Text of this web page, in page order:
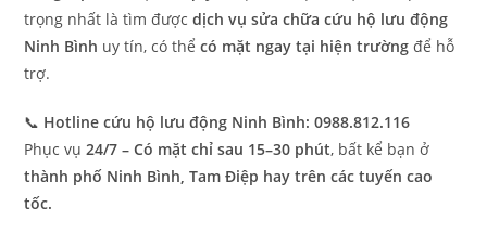
trọng nhất là tìm đượcdịch vụ sửa chữa cứu hộ lưu động
Ninh Bình uy tín, có thểcó mặt ngay tại hiện trường để hỗ
trợ.
📞 Hotline cứu hộ lưu động Ninh Bình: 0988.812.116
Phục vụ24/7 – Có mặt chỉ sau 15–30 phút, bất kể bạn ở
thành phố Ninh Bình, Tam Điệp hay trên các tuyến cao
tốc.